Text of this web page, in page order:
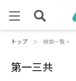
トップ ＞ 検索一覧 >
第一三共